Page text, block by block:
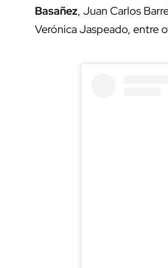
Basañez, Juan Carlos
Verónica Jaspeado, entre